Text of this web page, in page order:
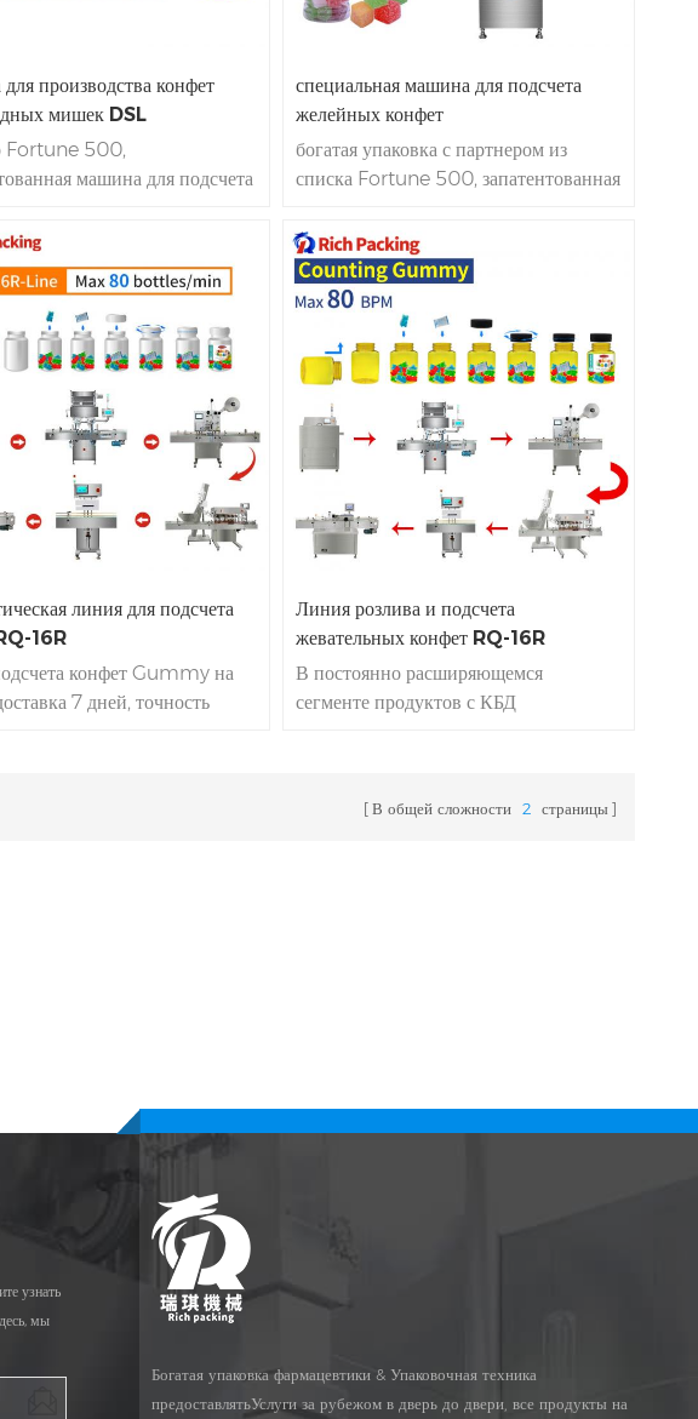
производства конфет
мишек DSL
Fortune 500,
машина для подсчета
ce/sgs,
15 дней. считаяжевательные
точность более 99.98%,
конфетымашина для
конфет медведя скорость
напрямую!, прямо с фабрики!
пектиновых конфет
конфеты
счетная машина
запатентованная
жевательные конфеты
производству машин для
специальная машина для подсчета
желейных конфет
богатая упаковка с партнером из
списка Fortune 500, запатентованная
конфет CE GMP, с 1993 года.
cgmp/ce/sgs,на складе и доставка 15
дней. точность подсчета желейных
конфет более 99.98%, машина для
подсчета желейных конфет скорость
выкупа 94%. проблема качества,
возврат напрямую!, прямо с фабрики!
производство машины для подсчета
жевательных конфет с 1993 года
линия для подсчета
16R
конфет Gummy на
7 дней, точность
Линия розлива и подсчета
жевательных конфет RQ-16R
В постоянно расширяющемся
сегменте продуктов с КБД
Однако достижение баланса между
её востребованной в отрасли.
В общей сложности 2 страницы
Богатая упаковка фармацевтики & Упаковочная техника
предоставлятьУслуги за рубежом в дверь до двери, все продукты на
узнать
мы